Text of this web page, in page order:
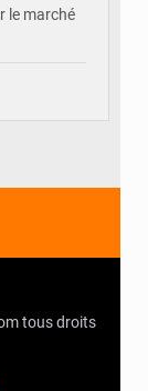
le marché
tous droits